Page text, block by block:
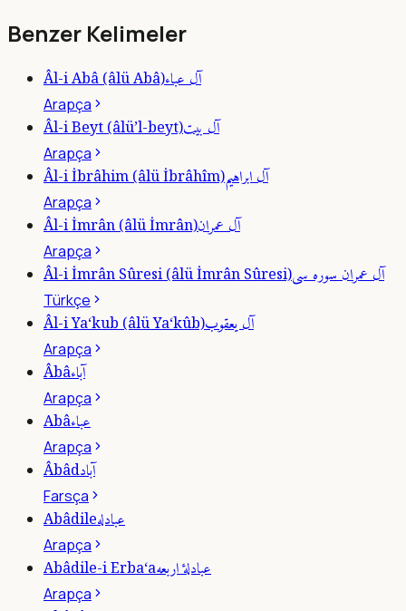
Benzer Kelimeler
Âl-i Abâ (âlü Abâ)آل عباء
Arapça
Âl-i Beyt (âlü’l-beyt)آل بيت
Arapça
Âl-i İbrâhim (âlü İbrâhîm)آل ابراهيم
Arapça
Âl-i İmrân (âlü İmrân)آل عمران
Arapça
Âl-i İmrân Sûresi (âlü İmrân Sûresi)آل عمران سوره سى
Türkçe
Âl-i Ya‘kub (âlü Ya‘kûb)آل يعقوب
Arapça
Âbâآباء
Arapça
Abâعباء
Arapça
Âbâdآباد
Farsça
Abâdileعبادله
Arapça
Abâdile-i Erba‘aعبادلۀ اربعه
Arapça